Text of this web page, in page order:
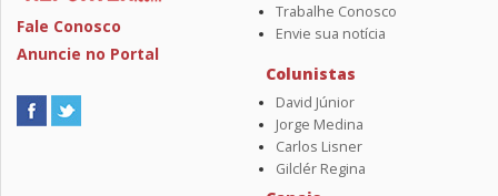
Fale Conosco
Anuncie no Portal
Trabalhe Conosco
Envie sua notícia
Colunistas
David Júnior
Jorge Medina
Carlos Lisner
Gilclér Regina